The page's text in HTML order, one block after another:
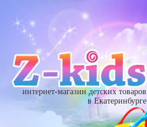
интернет-магазин детских товаров
в Екатеринбурге